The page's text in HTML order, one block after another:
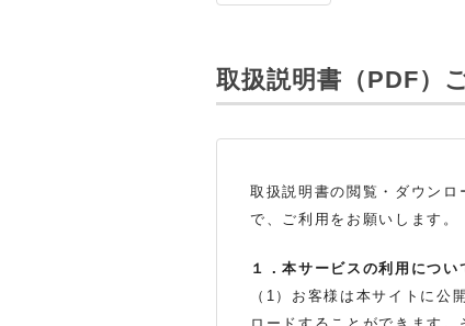
取扱説明書（PDF）
取扱説明書の閲覧・ダウン
で、ご利用をお願いします。
１．本サービスの利用につい
（1）お客様は本サイトに